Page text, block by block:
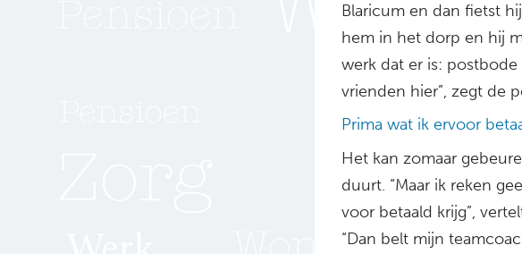
Blaricum en dan fietst
hem in het dorp en hij
werk dat er is:
vrienden hier”, zegt de
Prima wat ik ervoor
Het kan zomaar
duurt. “Maar ik reken
voor betaald krijg”,
“Dan belt mijn